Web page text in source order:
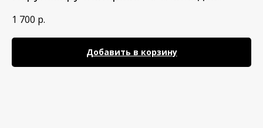
1 700 р.
Добавить в корзину